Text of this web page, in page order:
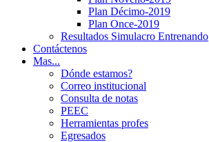
Plan Décimo-2019
Plan Once-2019
Resultados Simulacro Entrenando
Contáctenos
Mas...
Dónde estamos?
Correo institucional
Consulta de notas
PEEC
Herramientas profes
Egresados